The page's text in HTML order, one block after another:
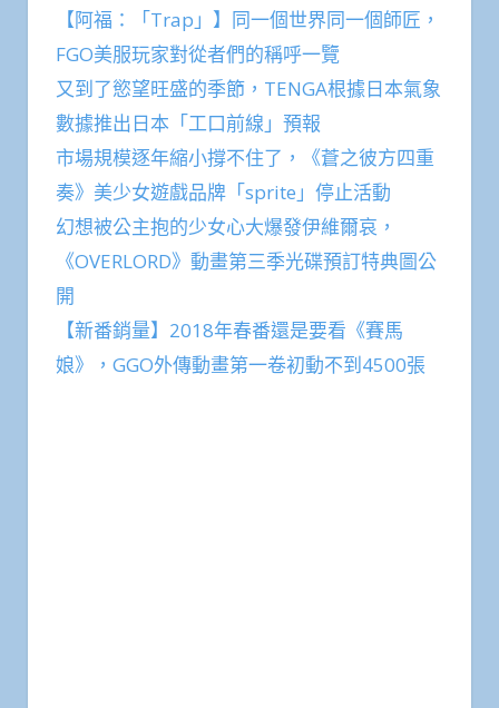
【阿福：「Trap」】同一個世界同一個師匠，
FGO美服玩家對從者們的稱呼一覽
又到了慾望旺盛的季節，TENGA根據日本氣象
數據推出日本「工口前線」預報
市場規模逐年縮小撐不住了，《蒼之彼方四重
奏》美少女遊戲品牌「sprite」停止活動
幻想被公主抱的少女心大爆發伊維爾哀，
《OVERLORD》動畫第三季光碟預訂特典圖公
開
【新番銷量】2018年春番還是要看《賽馬
娘》，GGO外傳動畫第一卷初動不到4500張